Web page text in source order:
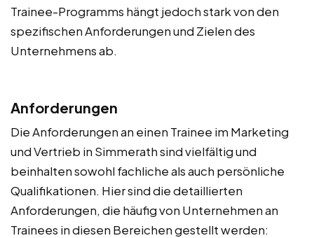
Trainee-Programms hängt jedoch stark von den
spezifischen Anforderungen und Zielen des
Unternehmens ab.
Anforderungen
Die Anforderungen an einen Trainee im Marketing
und Vertrieb in Simmerath sind vielfältig und
beinhalten sowohl fachliche als auch persönliche
Qualifikationen. Hier sind die detaillierten
Anforderungen, die häufig von Unternehmen an
Trainees in diesen Bereichen gestellt werden: